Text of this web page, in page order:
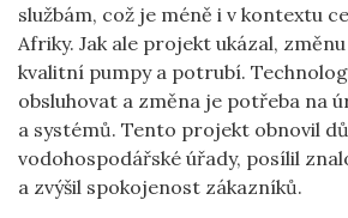
službám, což je méně i v kontextu
Afriky. Jak ale projekt ukázal,
kvalitní pumpy a potrubí.
obsluhovat a změna je potřeba na
a systémů. Tento projekt obnovil
vodohospodářské úřady, posílil
a zvýšil spokojenost zákazníků.